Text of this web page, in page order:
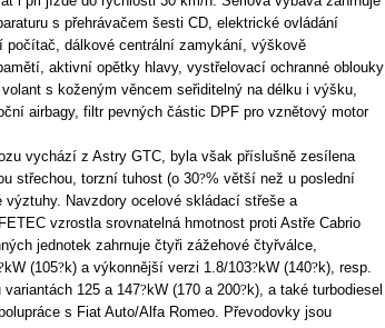
s přehrávačem šesti CD, elektrické ovládání
počítač, dálkové centrální zamykání, výškově
aktivní opětky hlavy, vystřelovací ochranné oblouky
s koženým věncem seřiditelný na délku i výšku,
airbagy, filtr pevných částic DPF pro vznětový motor
vychází z Astry GTC, byla však příslušně zesílena
střechou, torzní tuhost (o 30?% větší než u poslední
Navzdory ocelové skládací střeše a
vzrostla srovnatelná hmotnost proti Astře Cabrio
jednotek zahrnuje čtyři zážehové čtyřválce,
kW (105?k) a výkonnější verzi 1.8/103?kW (140?k), resp.
125 a 147?kW (170 a 200?k), a také turbodiesel
s Fiat Auto/Alfa Romeo. Převodovky jsou